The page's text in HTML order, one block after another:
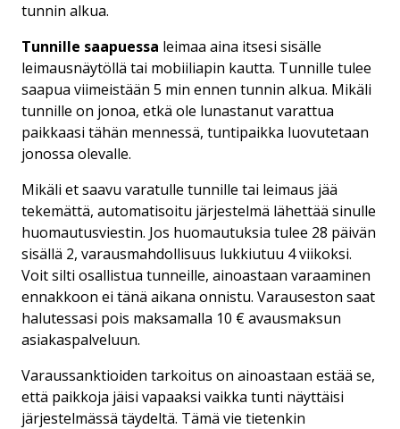
tunnin alkua.
Tunnille saapuessa leimaa aina itsesi sisälle
leimausnäytöllä tai mobiiliapin kautta. Tunnille tulee
saapua viimeistään 5 min ennen tunnin alkua. Mikäli
tunnille on jonoa, etkä ole lunastanut varattua
paikkaasi tähän mennessä, tuntipaikka luovutetaan
jonossa olevalle.
Mikäli et saavu varatulle tunnille tai leimaus jää
tekemättä, automatisoitu järjestelmä lähettää sinulle
huomautusviestin. Jos huomautuksia tulee 28 päivän
sisällä 2, varausmahdollisuus lukkiutuu 4 viikoksi.
Voit silti osallistua tunneille, ainoastaan varaaminen
ennakkoon ei tänä aikana onnistu. Varauseston saat
halutessasi pois maksamalla 10 € avausmaksun
asiakaspalveluun.
Varaussanktioiden tarkoitus on ainoastaan estää se,
että paikkoja jäisi vapaaksi vaikka tunti näyttäisi
järjestelmässä täydeltä. Tämä vie tietenkin